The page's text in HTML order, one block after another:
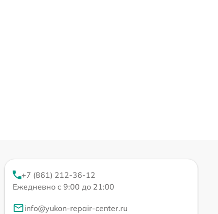
+7 (861) 212-36-12
Ежедневно с 9:00 до 21:00
info@yukon-repair-center.ru